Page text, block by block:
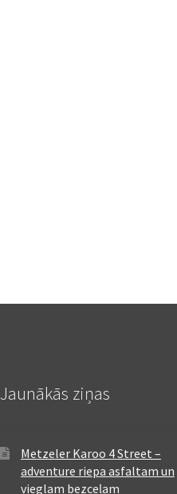
Jaunākās ziņas
Metzeler Karoo 4 Street –
adventure riepa asfaltam un
vieglam bezceļam